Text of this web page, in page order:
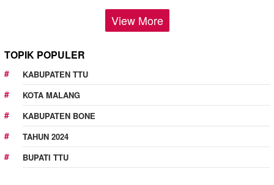
View More
TOPIK POPULER
KABUPATEN TTU
KOTA MALANG
KABUPATEN BONE
TAHUN 2024
BUPATI TTU